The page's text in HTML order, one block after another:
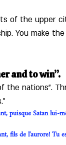
of the upper
You make
and to win”.
nations”.
puisque Satan lui-
fils de l'aurore! Tu